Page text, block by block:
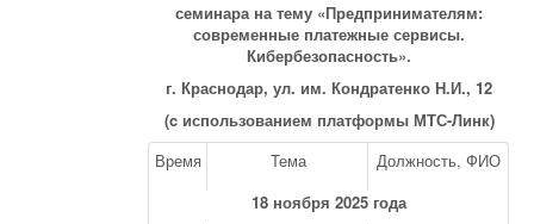
семинара на тему «Предпринимателям:
современные платежные сервисы.
Кибербезопасность».
г. Краснодар, ул. им. Кондратенко Н.И., 12
(c использованием платформы МТС-Линк)
Время
Тема
Должность, ФИО
18 ноября 2025 года